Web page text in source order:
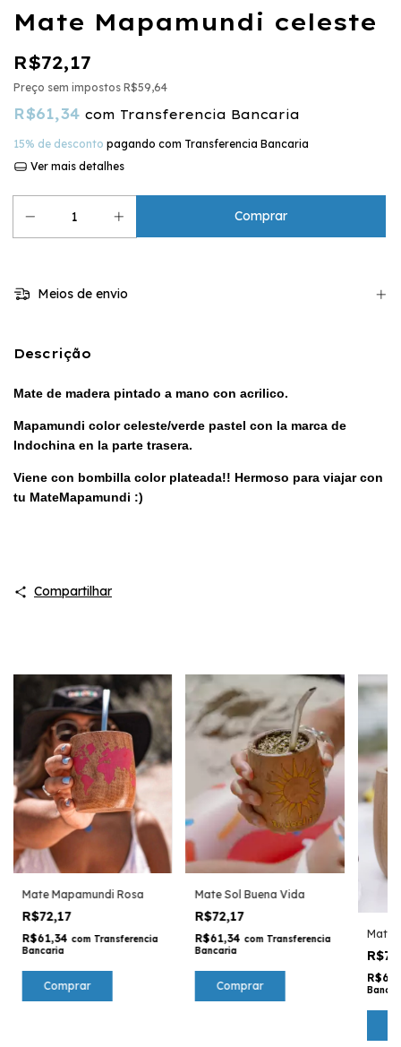
Mate Mapamundi celeste
R$72,17
Preço sem impostos R$59,64
R$61,34 com Transferencia Bancaria
15% de desconto pagando com Transferencia Bancaria
Ver mais detalhes
Meios de envio
Descrição
Mate de madera pintado a mano con acrilico.
Mapamundi color celeste/verde pastel con la marca de
Indochina en la parte trasera.
Viene con bombilla color plateada!! Hermoso para viajar con
tu MateMapamundi :)
Compartilhar
Mate Mapamundi Rosa
R$72,17
R$61,34 com Transferencia
Bancaria
Mate Sol Buena Vida
R$72,17
R$61,34 com Transferencia
Bancaria
Mate